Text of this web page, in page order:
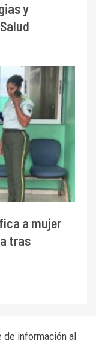
y
a mujer
tras
información al